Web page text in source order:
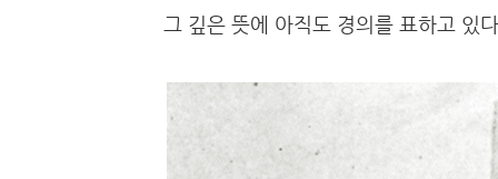
그 깊은 뜻에 아직도 경의를 표하고 있